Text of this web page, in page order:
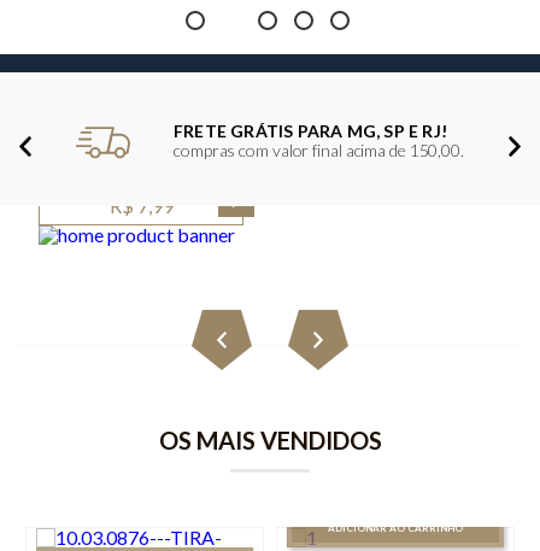
FRETE GRÁTIS PARA MG, SP E RJ!
compras com valor final acima de 150,00.
R$ 7,99
OS MAIS VENDIDOS
ADICIONAR AO CARRINHO